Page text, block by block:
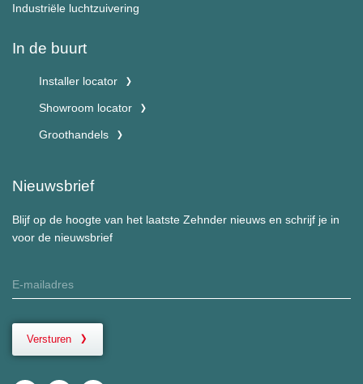
Industriële luchtzuivering
In de buurt
Installer locator
Showroom locator
Groothandels
Nieuwsbrief
Blijf op de hoogte van het laatste Zehnder nieuws en schrijf je in
voor de nieuwsbrief
Versturen